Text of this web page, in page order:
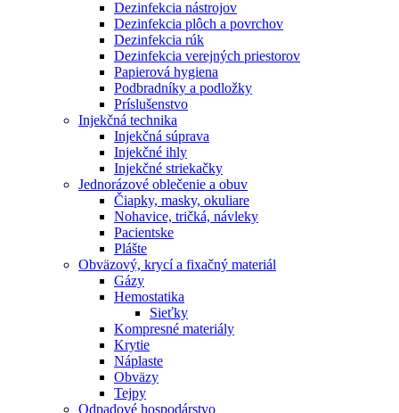
Dezinfekcia nástrojov
Dezinfekcia plôch a povrchov
Dezinfekcia rúk
Dezinfekcia verejných priestorov
Papierová hygiena
Podbradníky a podložky
Príslušenstvo
Injekčná technika
Injekčná súprava
Injekčné ihly
Injekčné striekačky
Jednorázové oblečenie a obuv
Čiapky, masky, okuliare
Nohavice, tričká, návleky
Pacientske
Plášte
Obväzový, krycí a fixačný materiál
Gázy
Hemostatika
Sieťky
Kompresné materiály
Krytie
Náplaste
Obväzy
Tejpy
Odpadové hospodárstvo